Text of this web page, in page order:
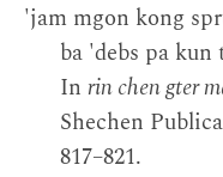
'jam mgon kong
ba 'debs pa
In rin chen gter
Shechen
817–821.